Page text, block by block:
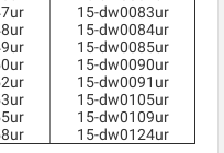
15-dw0083ur
15-dw0084ur
15-dw0085ur
15-dw0090ur
15-dw0091ur
15-dw0105ur
15-dw0109ur
15-dw0124ur